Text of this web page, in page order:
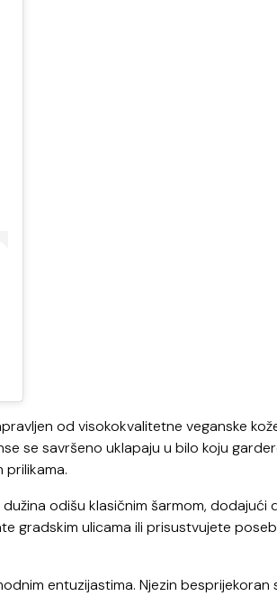
od visokokvalitetne veganske
se savršeno uklapaju u bilo koju
prilikama.
odišu klasičnim šarmom, dodajući
gradskim ulicama ili prisustvujete
entuzijastima. Njezin besprijekoran